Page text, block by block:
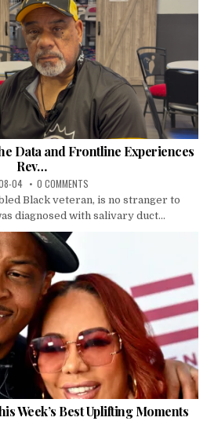
Data and Frontline Experiences
Rev…
04 0 COMMENTS
Black veteran, is no stranger to
diagnosed with salivary duct...
Week’s Best Uplifting Moments